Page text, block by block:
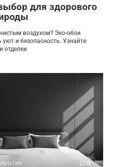
для здорового
воздухом? Эко-обои
уют и безопасность. Узнайте
отделки
0